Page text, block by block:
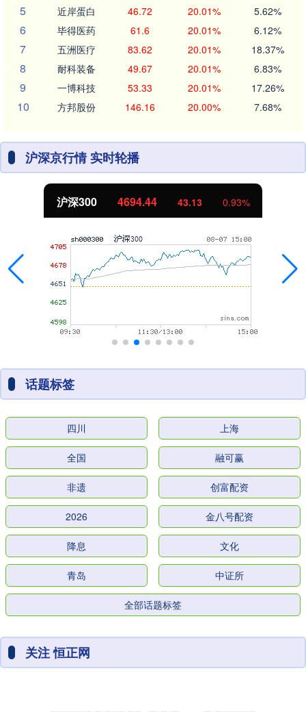
5 近岸蛋白 46.72 20.01% 5.62%
6 毕得医药 61.6 20.01% 6.12%
7 五洲医疗 83.62 20.01% 18.37%
8 耐科装备 49.67 20.01% 6.83%
9 一博科技 53.33 20.01% 17.26%
10 方邦股份 146.16 20.00% 7.68%
沪深京行情 实时轮播
沪深300 4694.44 43.13 0.93%
话题标签
四川 上海
全国 融可赢
非遗 创富配资
2026 金八号配资
降息 文化
青岛 中证所
全部话题标签
关注 恒正网